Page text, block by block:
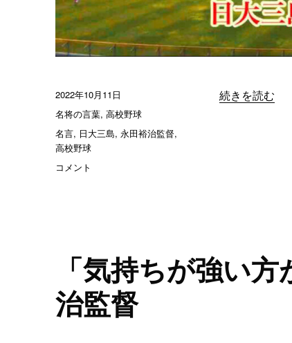
“「メンバー
続きを読む
投
稿
日:
2022年10月11日
カ
テ
ゴ
リ
ー
名将の言葉,高校野球
タ
グ
名言, 日大三島,永田裕治監督,
高校野球
「メ
子
に
コメント
「気持ちが強い
治監督